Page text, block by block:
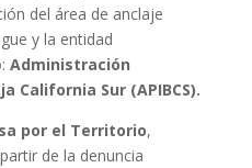
del área de anclaje
y la entidad
Administración
California Sur (APIBCS).
por el Territorio,
de la denuncia